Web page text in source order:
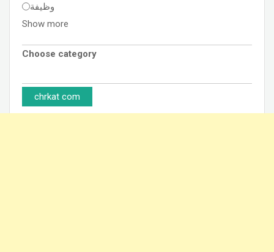
وظيفة
Show more
Choose category
chrkat com